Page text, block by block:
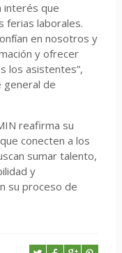
interés que
ferias laborales.
en nosotros y
y ofrecer
los asistentes”,
general de
reafirma su
conecten a los
sumar talento,
y
su proceso de